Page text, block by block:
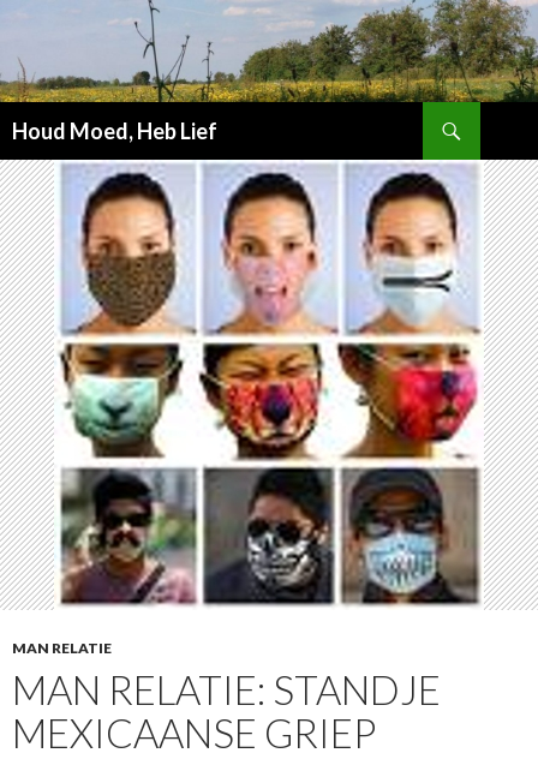
Houd Moed, Heb Lief
NAAR
INHOUD
MAN RELATIE
MAN RELATIE: STANDJE
MEXICAANSE GRIEP